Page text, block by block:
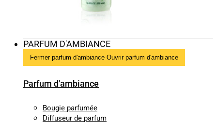
PARFUM D'AMBIANCE
Fermer parfum d'ambiance Ouvrir parfum d'ambiance
Parfum d'ambiance
Bougie parfumée
Diffuseur de parfum